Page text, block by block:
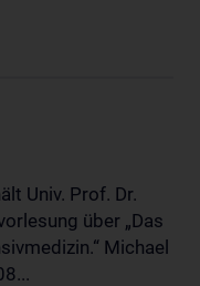
Univ. Prof. Dr.
über „Das
Michael